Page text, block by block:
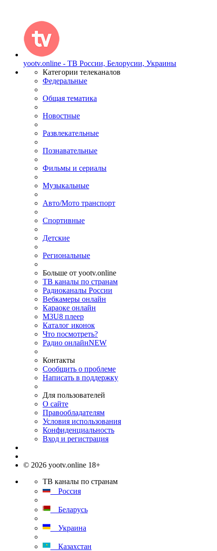
yootv.online - ТВ России, Белорусии, Украины
Категории телеканалов
Федеральные
Общая тематика
Новостные
Развлекательные
Познавательные
Фильмы и сериалы
Музыкальные
Авто/Мото транспорт
Спортивные
Детские
Региональные
Больше от yootv.online
ТВ каналы по странам
Радиоканалы России
Вебкамеры онлайн
Караоке онлайн
M3U8 плеер
Каталог иконок
Что посмотреть?
Радио онлайнNEW
Контакты
Сообщить о проблеме
Написать в поддержку
Для пользователей
О сайте
Правообладателям
Условия использования
Конфиденциальность
Вход и регистрация
© 2026 yootv.online 18+
ТВ каналы по странам
Россия
Беларусь
Украина
Казахстан